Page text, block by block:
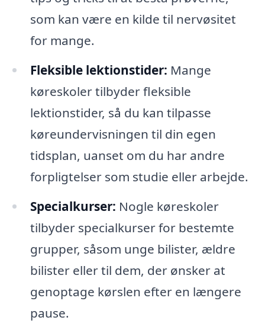
som kan være en kilde til nervøsitet
for mange.
Fleksible lektionstider: Mange
køreskoler tilbyder fleksible
lektionstider, så du kan tilpasse
køreundervisningen til din egen
tidsplan, uanset om du har andre
forpligtelser som studie eller arbejde.
Specialkurser: Nogle køreskoler
tilbyder specialkurser for bestemte
grupper, såsom unge bilister, ældre
bilister eller til dem, der ønsker at
genoptage kørslen efter en længere
pause.